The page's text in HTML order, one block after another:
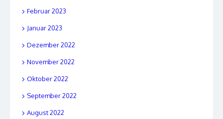
Februar 2023
Januar 2023
Dezember 2022
November 2022
Oktober 2022
September 2022
August 2022